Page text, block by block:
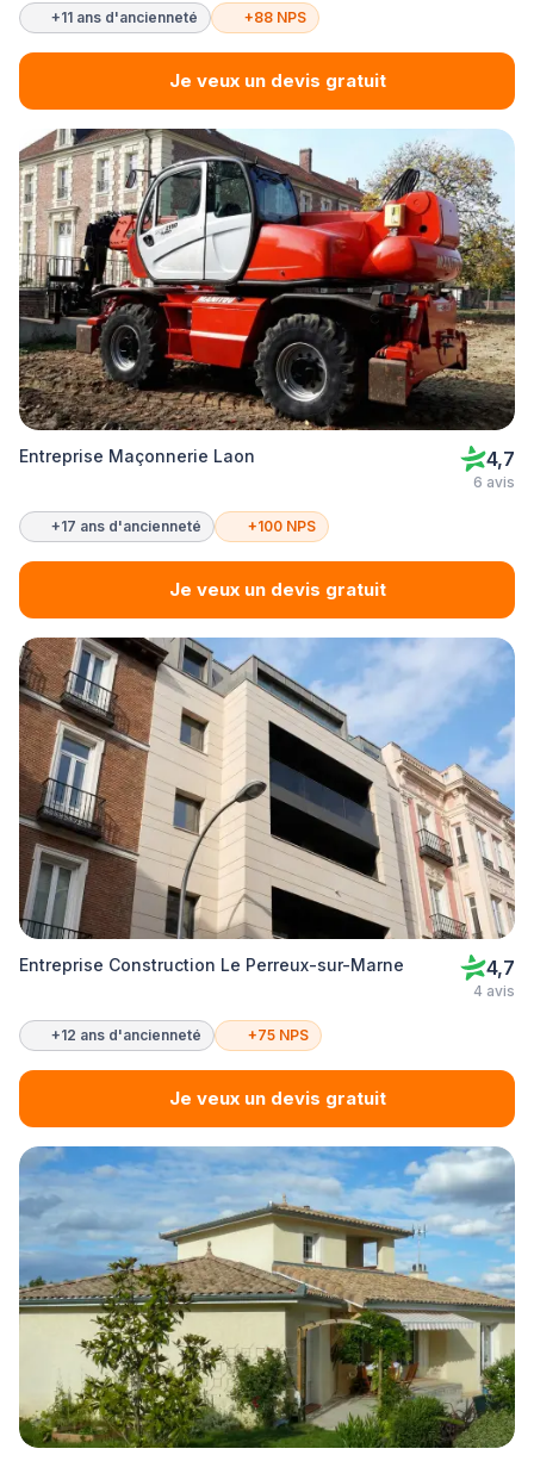
+11 ans d'ancienneté +88 NPS
Je veux un devis gratuit
Entreprise Maçonnerie Laon 4,7
6 avis
+17 ans d'ancienneté +100 NPS
Je veux un devis gratuit
Entreprise Construction Le Perreux-sur-Marne 4,7
4 avis
+12 ans d'ancienneté +75 NPS
Je veux un devis gratuit